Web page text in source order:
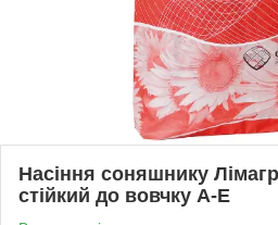
Насіння соняшнику
стійкий до вовчку А-Е